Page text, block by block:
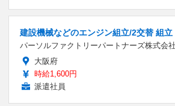
建設機械などのエンジン組立/2交替 組立
パーソルファクトリーパートナーズ株式会社
大阪府
時給1,600円
派遣社員